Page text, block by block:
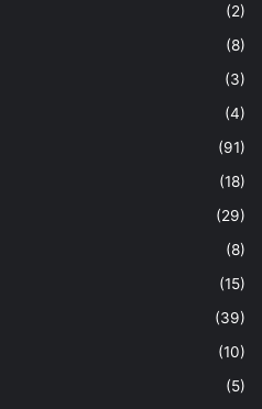
(2)
(8)
(3)
(4)
(91)
(18)
(29)
(8)
(15)
(39)
(10)
(5)